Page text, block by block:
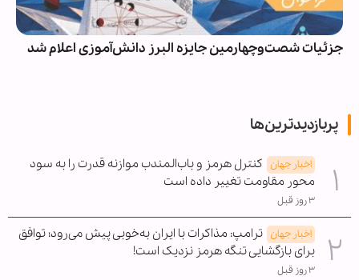
جزئیات شصت‌وچهارمین جایزه البرز دانش‌آموزی اعلام شد
پربازدیدترین‌ها
اخبار جهان کنترل هرمز و باب‌المندب موازنه قدرت را به سود
محور مقاومت تغییر داده است
۳ روز قبل
اخبار جهان ترامپ: مذاکرات با ایران به‌خوبی پیش می‌رود؛ توافق
برای بازگشایی تنگه هرمز نزدیک است!
۳ روز قبل